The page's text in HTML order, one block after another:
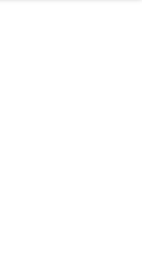
tatuaggio